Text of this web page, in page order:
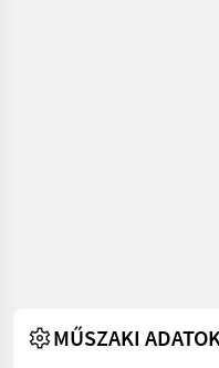
MŰSZAKI